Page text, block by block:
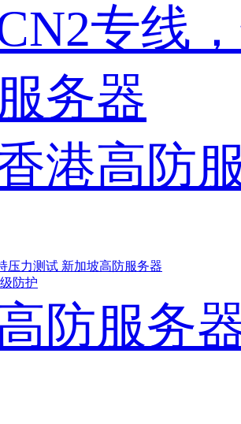
专线
务器
港高防
压力测试 新加坡高防服务器
防护
防服务